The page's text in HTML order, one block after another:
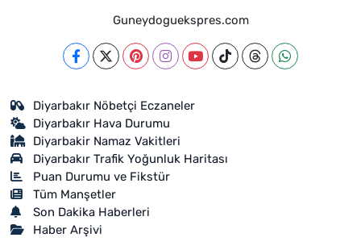
Guneydoguekspres.com
Diyarbakır Nöbetçi Eczaneler
Diyarbakır Hava Durumu
Diyarbakir Namaz Vakitleri
Diyarbakır Trafik Yoğunluk Haritası
Puan Durumu ve Fikstür
Tüm Manşetler
Son Dakika Haberleri
Haber Arşivi